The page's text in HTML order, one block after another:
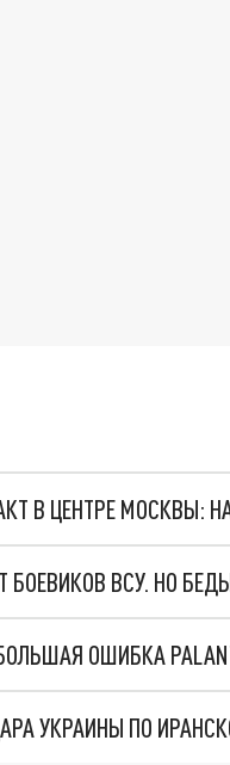
В ЦЕНТРЕ МОСКВЫ:
БОЕВИКОВ ВСУ. НО
УКРАИНЫ ПО